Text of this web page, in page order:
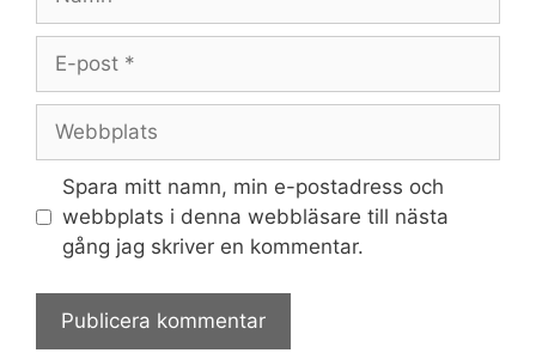
Webbplats
Spara mitt namn, min e-postadress och
webbplats i denna webbläsare till nästa
gång jag skriver en kommentar.